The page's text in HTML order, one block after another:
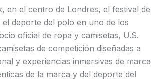
en el centro de Londres, el festival de
deporte del polo en uno de los
oficial de ropa y camisetas, U.S.
de competición diseñadas a
y experiencias inmersivas de marca
de la marca y del deporte del